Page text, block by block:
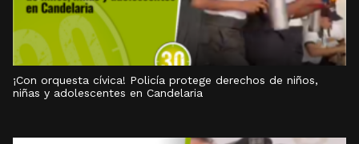
¡Con orquesta cívica! Policía protege derechos de niños,
niñas y adolescentes en Candelaria